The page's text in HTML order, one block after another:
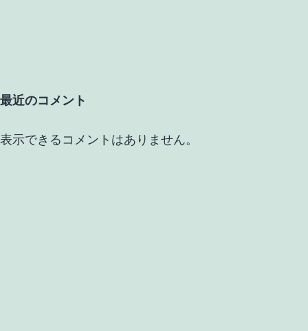
最近のコメント
表示できるコメントはありません。